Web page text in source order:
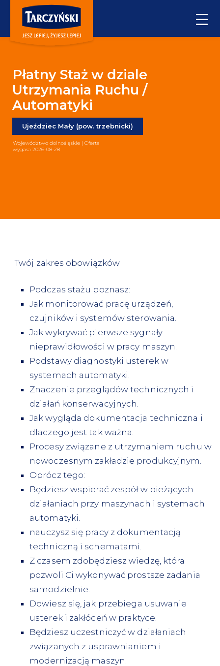
Płatny Staż w dziale
Utrzymania Ruchu /
Automatyki
Ujeździec Mały (pow. trzebnicki)
Województwo dolnośląskie | Oferta
wygasa 2026-08-28
Twój zakres obowiązków
Podczas stażu poznasz:
Jak monitorować pracę urządzeń,
czujników i systemów sterowania.
Jak wykrywać pierwsze sygnały
nieprawidłowości w pracy maszyn.
Podstawy diagnostyki usterek w
systemach automatyki.
Znaczenie przeglądów technicznych i
działań konserwacyjnych.
Jak wygląda dokumentacja techniczna i
dlaczego jest tak ważna.
Procesy związane z utrzymaniem ruchu w
nowoczesnym zakładzie produkcyjnym.
Oprócz tego:
Będziesz wspierać zespół w bieżących
działaniach przy maszynach i systemach
automatyki.
nauczysz się pracy z dokumentacją
techniczną i schematami.
Z czasem zdobędziesz wiedzę, która
pozwoli Ci wykonywać prostsze zadania
samodzielnie.
Dowiesz się, jak przebiega usuwanie
usterek i zakłóceń w praktyce.
Będziesz uczestniczyć w działaniach
związanych z usprawnianiem i
modernizacją maszyn.